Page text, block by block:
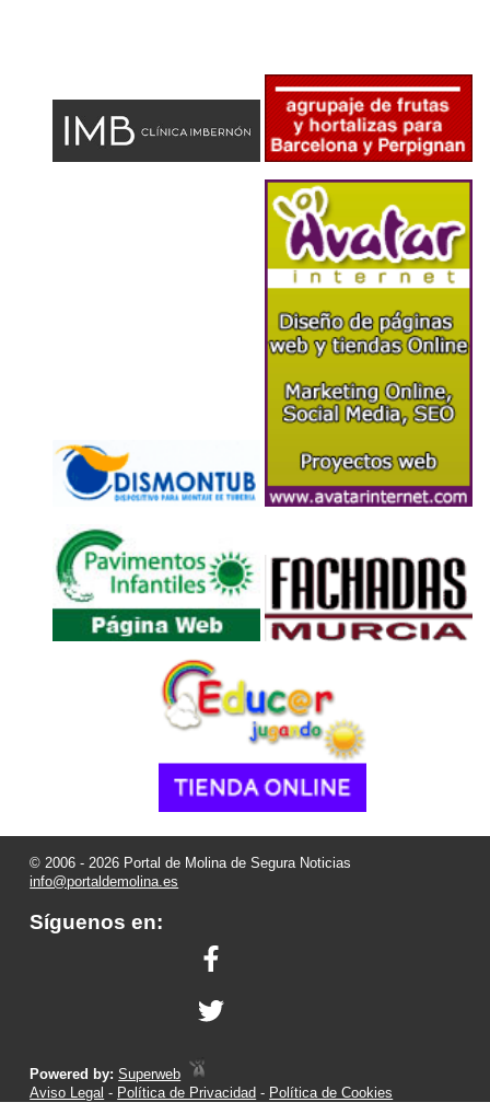
© 2006 - 2026 Portal de Molina de Segura Noticias
info@portaldemolina.es
Síguenos en:
Powered by:Superweb
Aviso Legal - Política de Privacidad - Política de Cookies